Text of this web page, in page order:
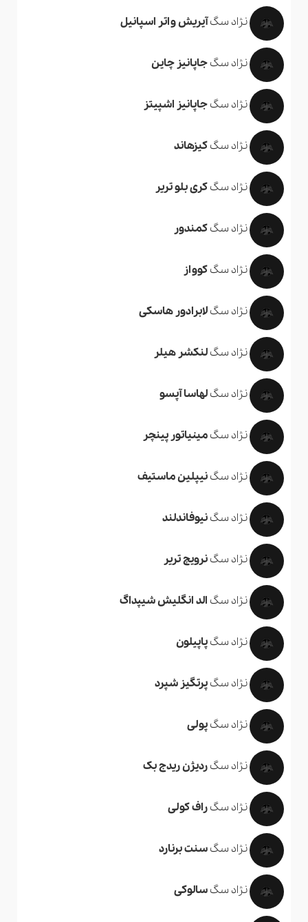
نژاد سگآیریش واتر اسپانیل
نژاد سگجاپانیز چاین
نژاد سگجاپانیز اشپیتز
نژاد سگکیزهاند
نژاد سگکری بلو تریر
نژاد سگکمندور
نژاد سگکوواز
نژاد سگلابرادور هاسکی
نژاد سگلنکشر هیلر
نژاد سگلهاسا آپسو
نژاد سگمینیاتور پینچر
نژاد سگنیپلین ماستیف
نژاد سگنیوفاندلند
نژاد سگنرویچ تریر
نژاد سگ الد انگلیش شیپداگ
نژاد سگپاپیلون
نژاد سگپرتگیز شپرد
نژاد سگپولی
نژاد سگردیژن ریدج بک
نژاد سگراف کولی
نژاد سگسنت برنارد
نژاد سگسالوکی